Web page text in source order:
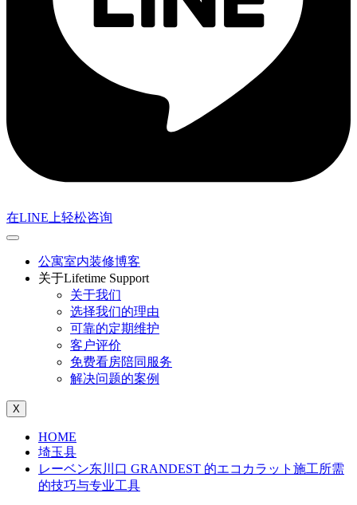
在LINE上轻松咨询
公寓室内装修博客
关于Lifetime Support
关于我们
选择我们的理由
可靠的定期维护
客户评价
免费看房陪同服务
解决问题的案例
X
HOME
埼玉县
レーベン东川口 GRANDEST 的エコカラット施工所需
的技巧与专业工具